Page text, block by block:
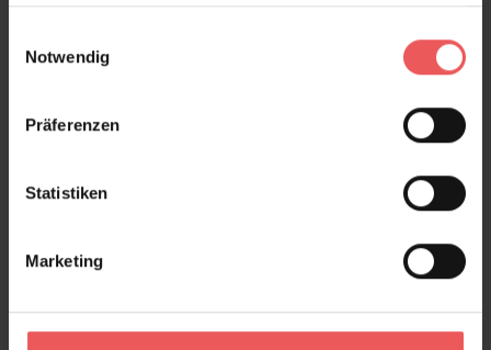
Notwendig
Präferenzen
Statistiken
Marketing
177,50 €